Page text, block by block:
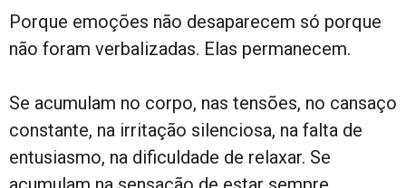
Porque emoções não desaparecem só porque
não foram verbalizadas. Elas permanecem.
Se acumulam no corpo, nas tensões, no cansaço
constante, na irritação silenciosa, na falta de
entusiasmo, na dificuldade de relaxar. Se